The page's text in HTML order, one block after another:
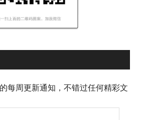
每周更新通知，不错过任何精彩文